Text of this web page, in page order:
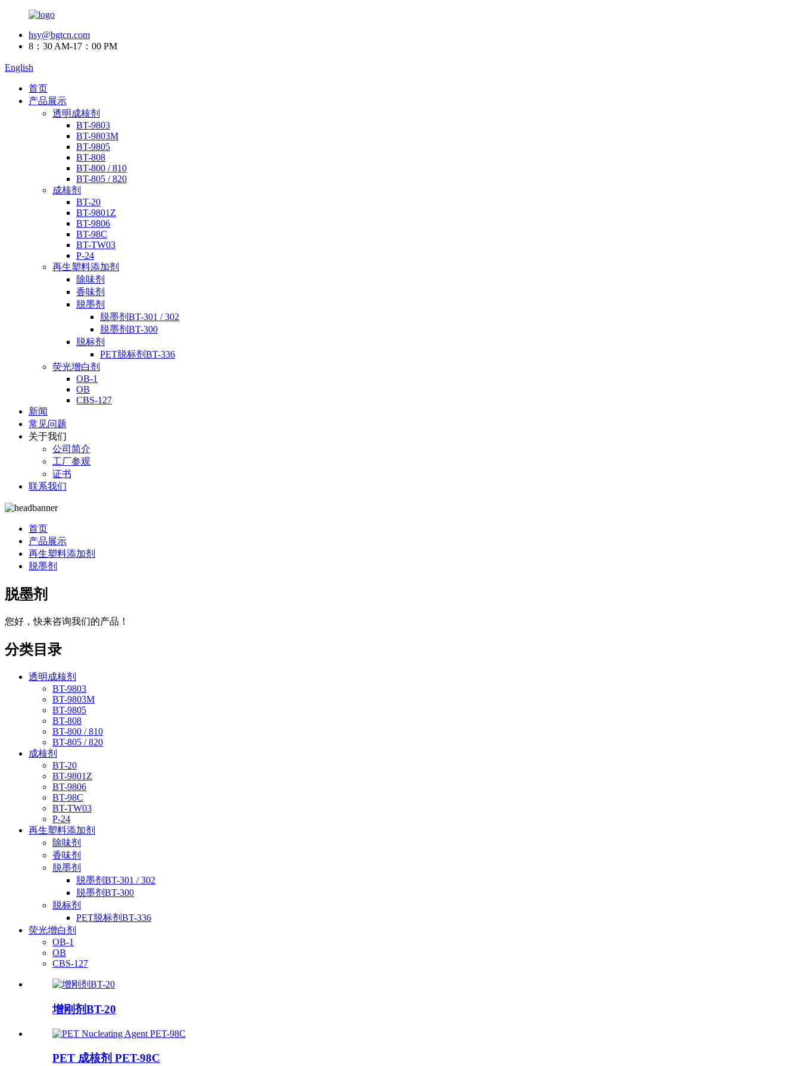
hsy@bgtcn.com
8：30 AM-17：00 PM
English
首页
产品展示
透明成核剂
BT-9803
BT-9803M
BT-9805
BT-808
BT-800 / 810
BT-805 / 820
成核剂
BT-20
BT-9801Z
BT-9806
BT-98C
BT-TW03
P-24
再生塑料添加剂
除味剂
香味剂
脱墨剂
脱墨剂BT-301 / 302
脱墨剂BT-300
脱标剂
PET脱标剂BT-336
荧光增白剂
OB-1
OB
CBS-127
新闻
常见问题
关于我们
公司简介
工厂参观
证书
联系我们
首页
产品展示
再生塑料添加剂
脱墨剂
脱墨剂
您好，快来咨询我们的产品！
分类目录
透明成核剂
BT-9803
BT-9803M
BT-9805
BT-808
BT-800 / 810
BT-805 / 820
成核剂
BT-20
BT-9801Z
BT-9806
BT-98C
BT-TW03
P-24
再生塑料添加剂
除味剂
香味剂
脱墨剂
脱墨剂BT-301 / 302
脱墨剂BT-300
脱标剂
PET脱标剂BT-336
荧光增白剂
OB-1
OB
CBS-127
增刚剂BT-20
PET 成核剂 PET-98C